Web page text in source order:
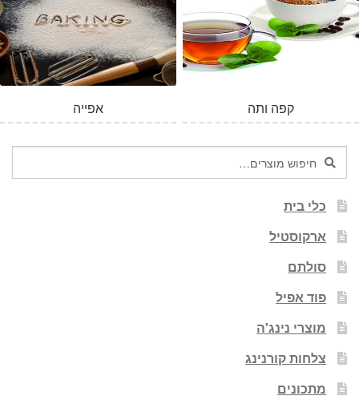
אפייה קפה ותה
חיפוש
עבור:
חיפוש
כלי בית
ארקוסטיל
סולתם
פוד אפיל
מוצרי נינג'ה
צלחות קורנינג
מתכונים